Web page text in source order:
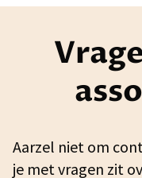
Aarzel niet om
je met vragen zit